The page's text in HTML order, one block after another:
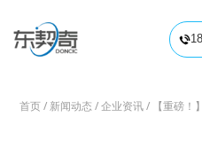

信息化项目造价
首页/ 新闻动态 /企业资讯/ 【重磅！